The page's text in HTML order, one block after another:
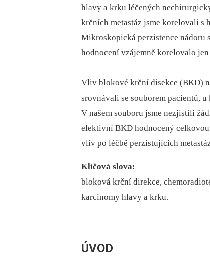
hlavy a krku léčených
krčních metastáz jsme korelovali
Mikroskopická perzistence nádoru
hodnocení vzájemně korelovalo
Vliv blokové krční disekce (BKD)
srovnávali se souborem pacientů,
V našem souboru jsme nezjistili
elektivní BKD hodnocený
vliv po léčbě perzistujících
Klíčová slova:
bloková krční direkce,
karcinomy hlavy a krku.
ÚVOD